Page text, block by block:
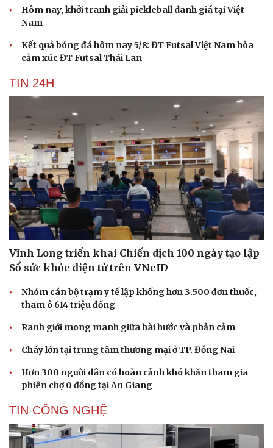
Hôm nay, khởi tranh giải pickleball danh giá tại Việt
Nam
Kết quả bóng đá hôm nay 5/8: ĐT Futsal Việt Nam hòa
cảm xúc ĐT Futsal Thái Lan
TIN 24H
Vĩnh Long triển khai Chiến dịch 100 ngày tạo lập
Sổ sức khỏe điện tử trên VNeID
Nhóm cán bộ trạm y tế lập khống hơn 3.500 đơn thuốc,
tham ô 614 triệu đồng
Ranh giới mong manh giữa hài hước và phản cảm
Cháy lớn tại trung tâm thương mại ở TP. Đồng Nai
Hơn 300 người dân có hoàn cảnh khó khăn tham gia
phiên chợ 0 đồng tại An Giang
TIN CÔNG NGHỆ